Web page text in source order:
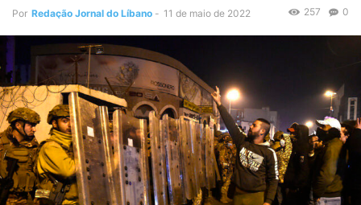
Por Redação Jornal do Líbano - 11 de maio de 2022 0
257